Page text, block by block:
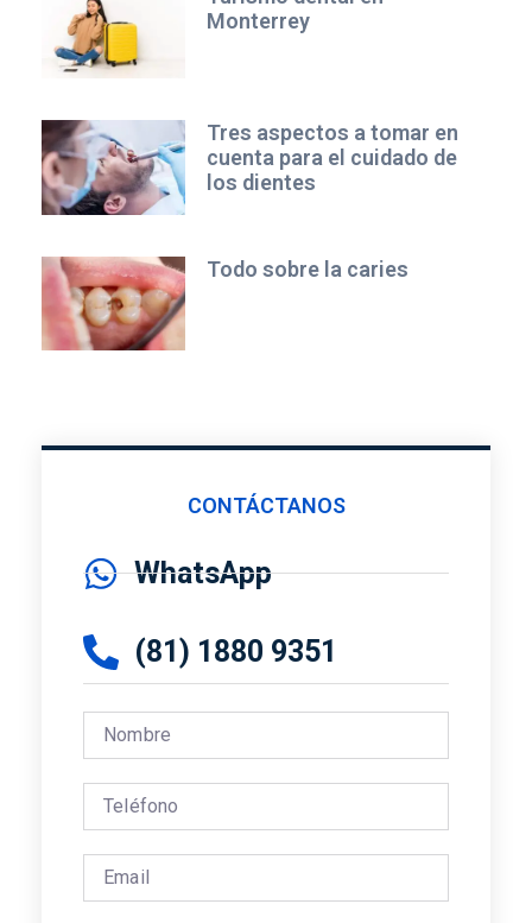
Monterrey
Tres aspectos a tomar en
cuenta para el cuidado de
los dientes
Todo sobre la caries
CONTÁCTANOS
WhatsApp
(81) 1880 9351